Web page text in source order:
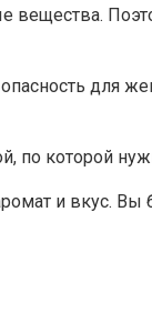
вещества.
опасность
которой
и вкус. Вы